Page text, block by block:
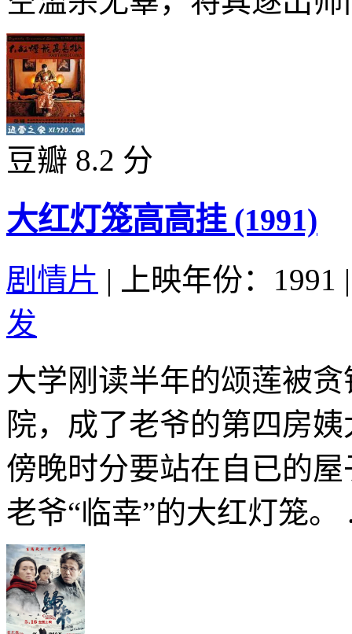
豆瓣 8.2 分
大红灯笼高高挂 (1991)
剧情片 | 上映年份：1991 |
发
大学刚读半年的颂莲被
院，成了老爷的第四房
傍晚时分要站在自已的
老爷“临幸”的大红灯笼。